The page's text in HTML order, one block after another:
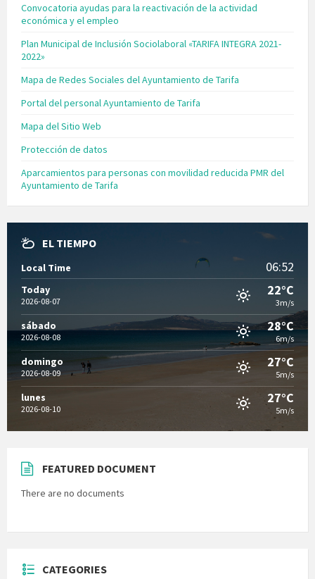
Convocatoria ayudas para la reactivación de la actividad
económica y el empleo
Plan Municipal de Inclusión Sociolaboral «TARIFA INTEGRA 2021-
2022»
Mapa de Redes Sociales del Ayuntamiento de Tarifa
Portal del personal Ayuntamiento de Tarifa
Mapa del Sitio Web
Protección de datos
Aparcamientos para personas con movilidad reducida PMR del
Ayuntamiento de Tarifa
EL TIEMPO
Local Time 06:52
Today
2026-08-07
22°C
3m/s
sábado
2026-08-08
28°C
6m/s
domingo
2026-08-09
27°C
5m/s
lunes
2026-08-10
27°C
5m/s
FEATURED DOCUMENT
There are no documents
CATEGORIES